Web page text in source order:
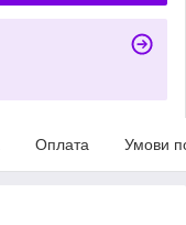
Оплата Умови